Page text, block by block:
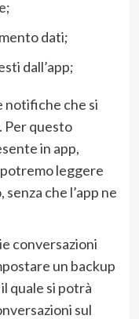
dati;
dall’app;
notifiche che si
Per questo
in app,
leggere
che l’app ne
conversazioni
un backup
quale si potrà
sul